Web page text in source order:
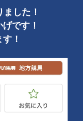
した！
です！
！